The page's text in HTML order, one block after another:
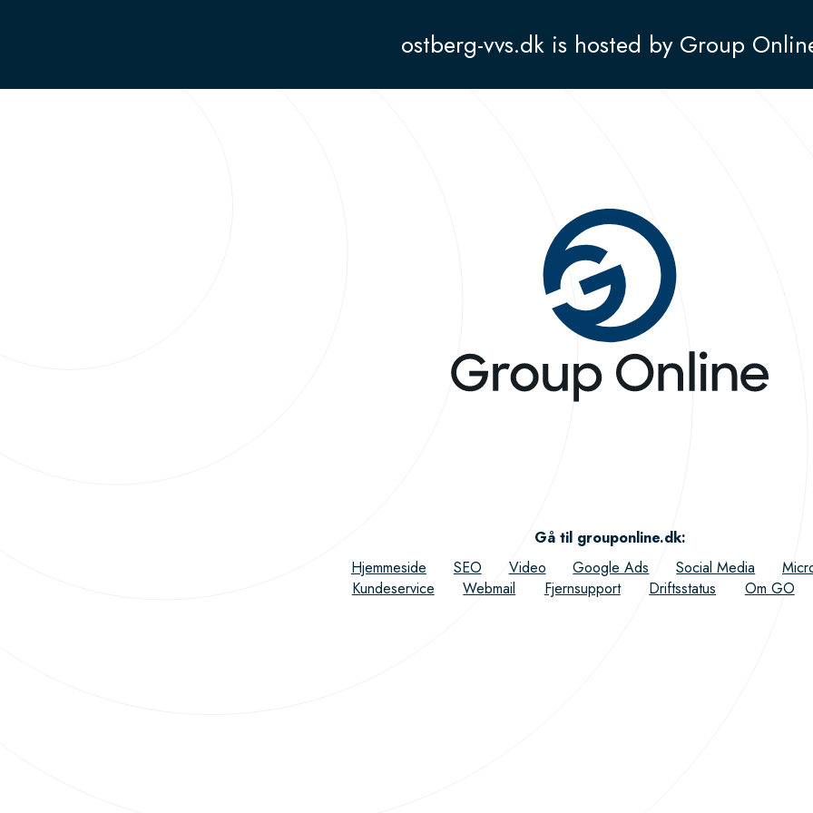
ostberg-vvs.dk is hosted by Group
Gå til grouponline.dk:
Hjemmeside
SEO Video Google Ads Social Media
Kundeservice
Webmail Fjernsupport Driftsstatus Om GO